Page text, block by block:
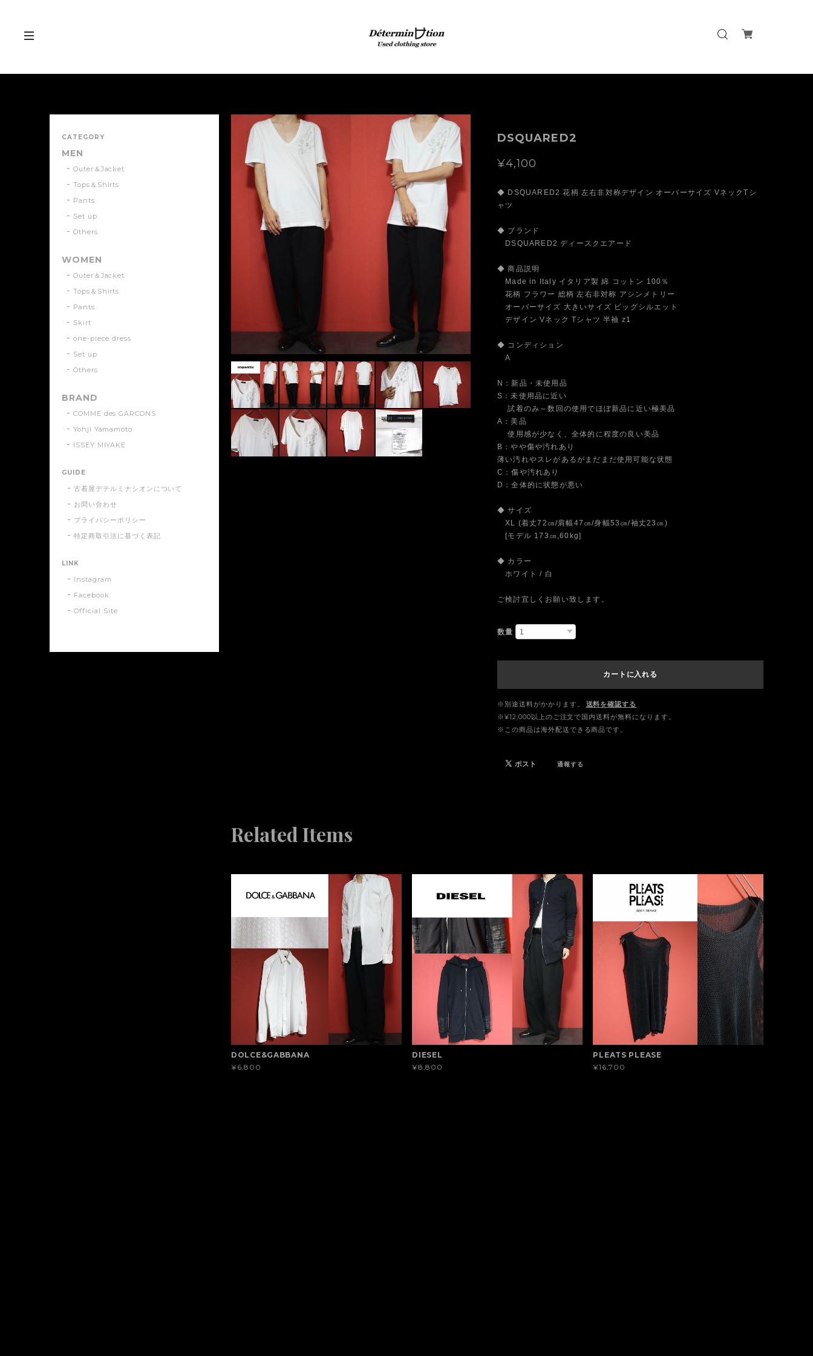
DSQUARED2
¥4,100
◆ DSQUARED2 花柄 左右非対称デザイン オーバーサイズ VネックTシ
ャツ
◆ ブランド
DSQUARED2 ディースクエアード
◆ 商品説明
Made in Italy イタリア製 綿 コットン 100％
花柄 フラワー 総柄 左右非対称 アシンメトリー
オーバーサイズ 大きいサイズ ビッグシルエット
デザイン Vネック Tシャツ 半袖 z1
◆ コンディション
A
N：新品・未使用品
S：未使用品に近い
試着のみ～数回の使用でほぼ新品に近い極美品
A：美品
使用感が少なく、全体的に程度の良い美品
B：やや傷や汚れあり
薄い汚れやスレがあるがまだまだ使用可能な状態
C：傷や汚れあり
D：全体的に状態が悪い
◆ サイズ
XL (着丈72㎝/肩幅47㎝/身幅53㎝/袖丈23㎝)
[モデル 173㎝,60kg]
◆ カラー
ホワイト / 白
ご検討宜しくお願い致します。
数量
カートに入れる
※別途送料がかかります。
送料を確認する
※¥12,000以上のご注文で国内送料が無料になります。
※この商品は海外配送できる商品です。
通報する
Related Items
DOLCE&GABBANA
¥6,800
DIESEL
¥8,800
PLEATS PLEASE
¥16,700
CATEGORY
MEN
Outer＆Jacket
Tops＆Shirts
Pants
Set up
Others
WOMEN
Outer＆Jacket
Tops＆Shirts
Pants
Skirt
one-piece dress
Set up
Others
BRAND
COMME des GARCONS
Yohji Yamamoto
ISSEY MIYAKE
GUIDE
古着屋デテルミナシオンについて
お問い合わせ
プライバシーポリシー
特定商取引法に基づく表記
LINK
Instagram
Facebook
Official Site